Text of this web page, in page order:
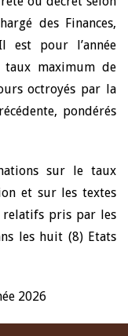
des Finances,
est pour l’année
taux maximum de
octroyés par la
pondérés
sur le taux
et sur les textes
relatifs pris par les
les huit (8) Etats
2026